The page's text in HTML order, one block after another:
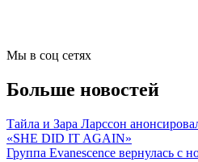
Мы в соц сетях
Больше новостей
Тайла и Зара Ларссон
«SHE DID IT AGAIN»
Группа Evanescence вернулась с